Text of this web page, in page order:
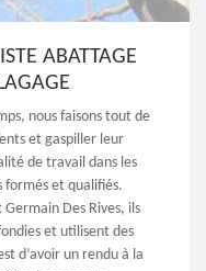
ABATTAGE
nous faisons tout de
et gaspiller leur
de travail dans les
formés et qualifiés.
Des Rives, ils
et utilisent des
d’avoir un rendu à la